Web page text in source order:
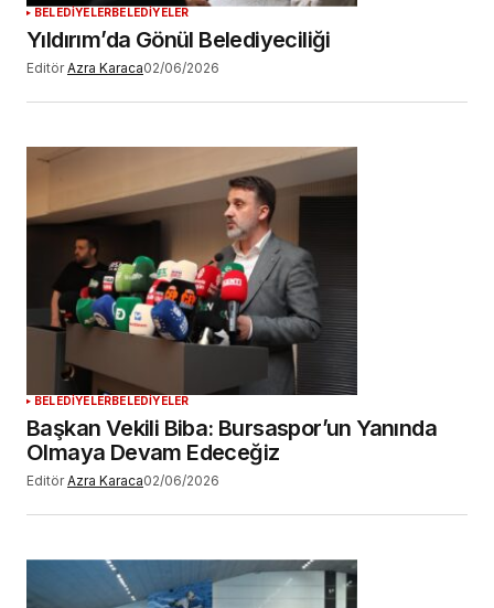
BELEDİYELERBELEDİYELER
Yıldırım’da Gönül Belediyeciliği
Editör Azra Karaca02/06/2026
BELEDİYELERBELEDİYELER
Başkan Vekili Biba: Bursaspor’un Yanında
Olmaya Devam Edeceğiz
Editör Azra Karaca02/06/2026